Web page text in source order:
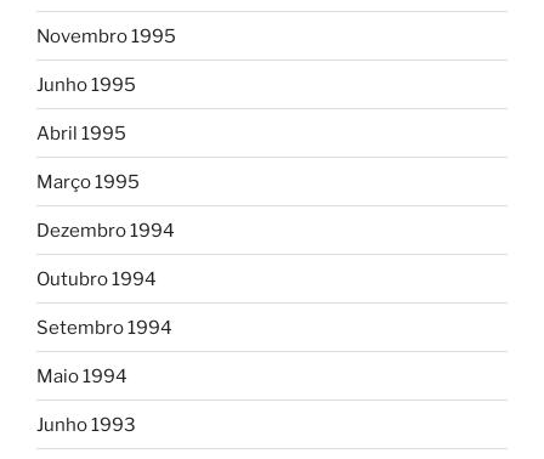
Novembro 1995
Junho 1995
Abril 1995
Março 1995
Dezembro 1994
Outubro 1994
Setembro 1994
Maio 1994
Junho 1993